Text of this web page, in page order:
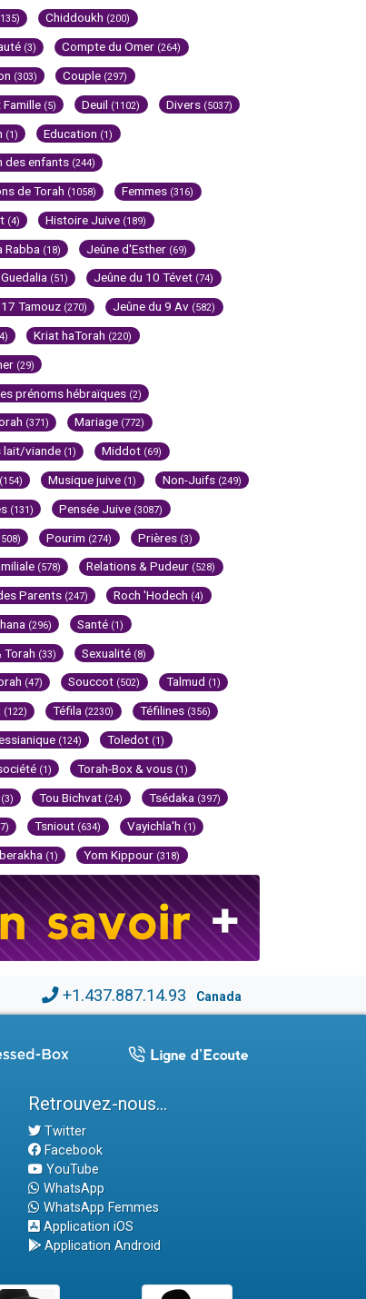
Chiddoukh (200)
(3) Compte du Omer (264)
(303) Couple (297)
(5) Deuil (1102) Divers (5037)
(1) Education (1)
des enfants (244)
de Torah (1058) Femmes (316)
(4) Histoire Juive (189)
Rabba (18) Jeûne d'Esther (69)
(51) Jeûne du 10 Tévet (74)
Tamouz (270) Jeûne du 9 Av (582)
Kriat haTorah (220)
(29)
prénoms hébraïques (2)
(371) Mariage (772)
lait/viande (1) Middot (69)
(154) Musique juive (1) Non-Juifs (249)
(131) Pensée Juive (3087)
Pourim (274) Prières (3)
(578) Relations & Pudeur (528)
Parents (247) Roch 'Hodech (4)
(296) Santé (1)
Torah (33) Sexualité (8)
(47) Souccot (502) Talmud (1)
(122) Téfila (2230) Téfilines (356)
(124) Toledot (1)
(1) Torah-Box & vous (1)
(3) Tou Bichvat (24) Tsédaka (397)
Tsniout (634) Vayichla'h (1)
(1) Yom Kippour (318)
+1.437.887.14.93 Canada
Retrouvez-nous...
Twitter
Facebook
YouTube
WhatsApp
WhatsApp Femmes
Application iOS
Application Android